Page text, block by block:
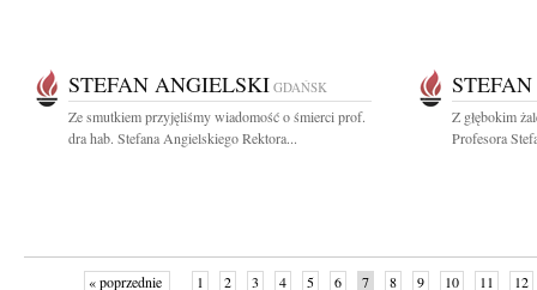
STEFAN ANGIELSKI GDAŃSK
Ze smutkiem przyjęliśmy wiadomość o śmierci prof.
dra hab. Stefana Angielskiego Rektora...
Z głębokim
Profesora
« poprzednie 1 2 3 4 5 6 7 8 9 10 11 12